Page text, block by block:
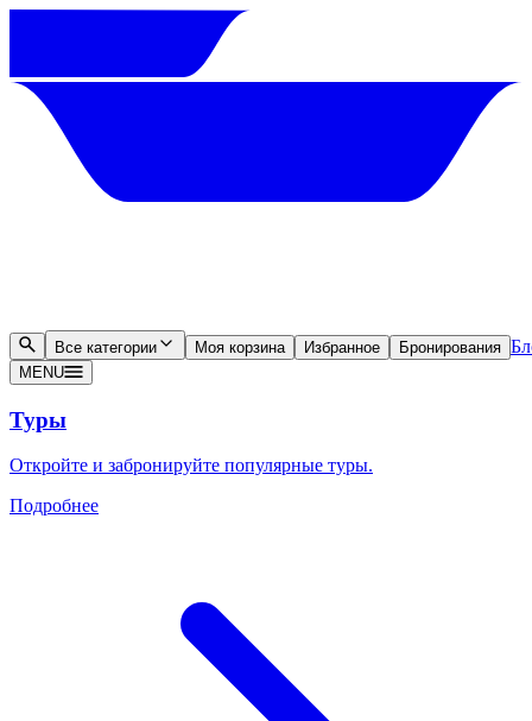
Все категории Моя корзина Избранное Бронирования
MENU
Туры
Откройте и забронируйте популярные туры.
Подробнее